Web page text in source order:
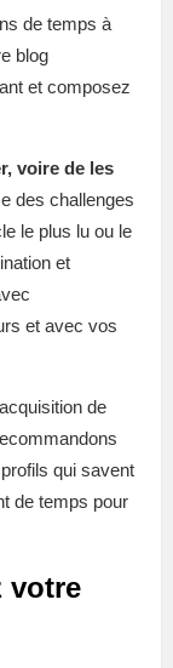
de temps à
blog
et composez
voire de les
des challenges
le plus lu ou le
et
et avec vos
de
qui savent
de temps pour
votre